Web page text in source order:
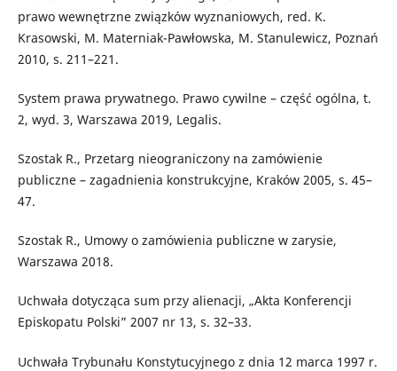
prawo wewnętrzne związków wyznaniowych, red. K.
Krasowski, M. Materniak-Pawłowska, M. Stanulewicz, Poznań
2010, s. 211–221.
System prawa prywatnego. Prawo cywilne – część ogólna, t.
2, wyd. 3, Warszawa 2019, Legalis.
Szostak R., Przetarg nieograniczony na zamówienie
publiczne – zagadnienia konstrukcyjne, Kraków 2005, s. 45–
47.
Szostak R., Umowy o zamówienia publiczne w zarysie,
Warszawa 2018.
Uchwała dotycząca sum przy alienacji, „Akta Konferencji
Episkopatu Polski” 2007 nr 13, s. 32–33.
Uchwała Trybunału Konstytucyjnego z dnia 12 marca 1997 r.